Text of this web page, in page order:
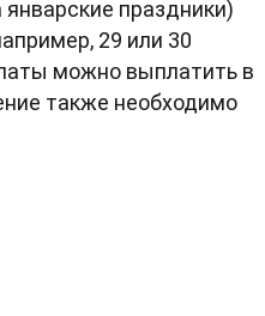
праздники)
29 или 30
можно выплатить в
также необходимо